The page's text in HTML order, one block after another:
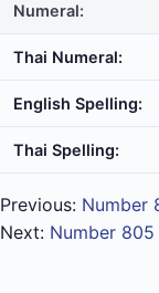
Numeral:
Thai Numeral:
English Spelling:
Thai Spelling:
Previous: Number
Next: Number 805